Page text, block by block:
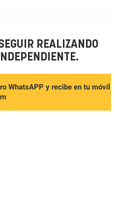
REALIZANDO
WhatsAPP y recibe en tu móvil